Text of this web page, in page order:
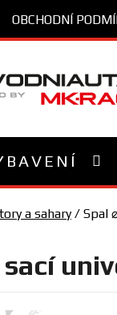
OBCHODNÍ
a sahary / Spal
sací